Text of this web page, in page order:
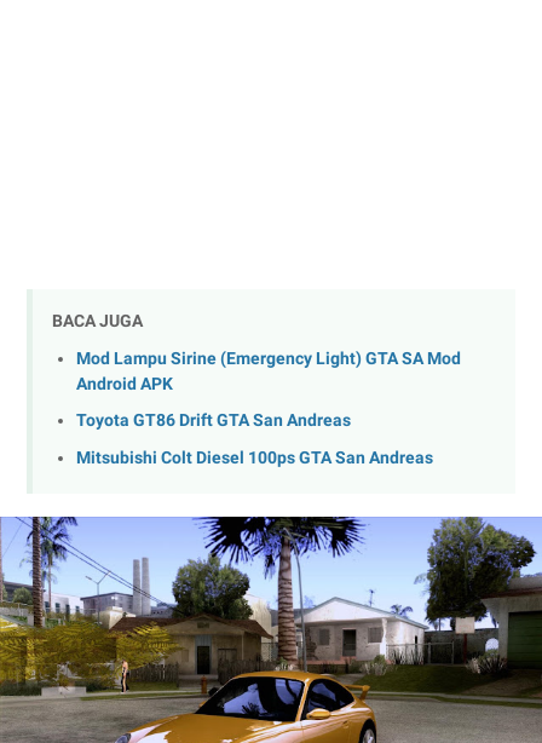
BACA JUGA
Mod Lampu Sirine (Emergency Light) GTA SA Mod
Android APK
Toyota GT86 Drift GTA San Andreas
Mitsubishi Colt Diesel 100ps GTA San Andreas